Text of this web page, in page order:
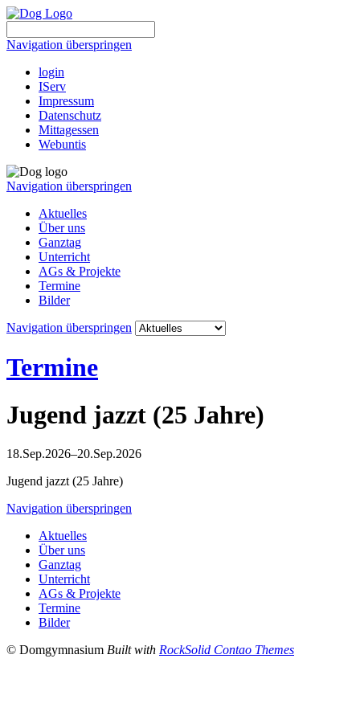
Navigation überspringen
login
IServ
Impressum
Datenschutz
Mittagessen
Webuntis
Navigation überspringen
Aktuelles
Über uns
Ganztag
Unterricht
AGs & Projekte
Termine
Bilder
Navigation überspringen
Termine
Jugend jazzt (25 Jahre)
18.Sep.2026–20.Sep.2026
Jugend jazzt (25 Jahre)
Navigation überspringen
Aktuelles
Über uns
Ganztag
Unterricht
AGs & Projekte
Termine
Bilder
© Domgymnasium Built with RockSolid Contao Themes